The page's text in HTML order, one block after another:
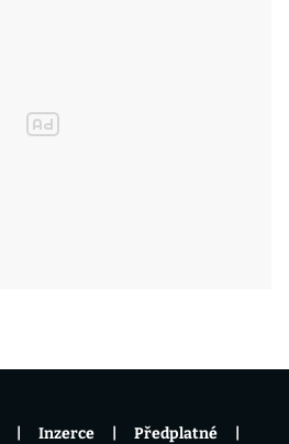
Inzerce Předplatné